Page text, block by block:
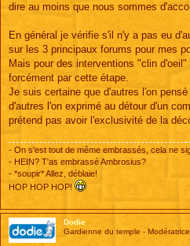
dire au moins que nous sommes
En général je vérifie s'il n'y a pas eu
sur les 3 principaux forums pour mes
Mais pour des interventions "clin
forcément par cette étape.
Je suis certaine que d'autres l'on
d'autres l'on exprimé au détour d'un
prétend pas avoir l'exclusivité de la
- On s'est tout de même embrassés, cela ne
- HEIN? T'as embrassé Ambrosius?
- *soupir* Allez, déblaie!
HOP HOP HOP!
Dodie
Gardienne du temple - Modératrice